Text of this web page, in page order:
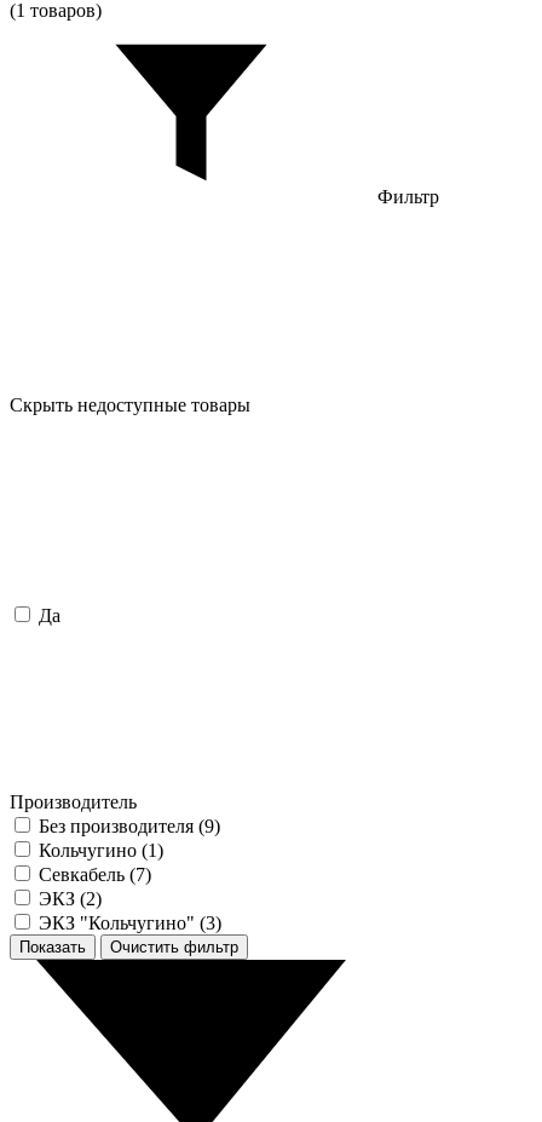
(1 товаров)
Фильтр
Скрыть недоступные товары
Да
Производитель
Без производителя (9)
Кольчугино (1)
Севкабель (7)
ЭКЗ (2)
ЭКЗ "Кольчугино" (3)
Показать